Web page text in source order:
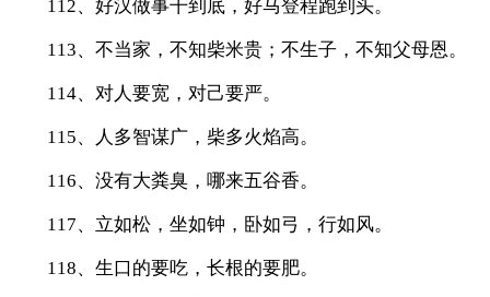
112、好汉做事干到底，好马登程跑到头。
113、不当家，不知柴米贵；不生子，不知父母恩。
114、对人要宽，对己要严。
115、人多智谋广，柴多火焰高。
116、没有大粪臭，哪来五谷香。
117、立如松，坐如钟，卧如弓，行如风。
118、生口的要吃，长根的要肥。